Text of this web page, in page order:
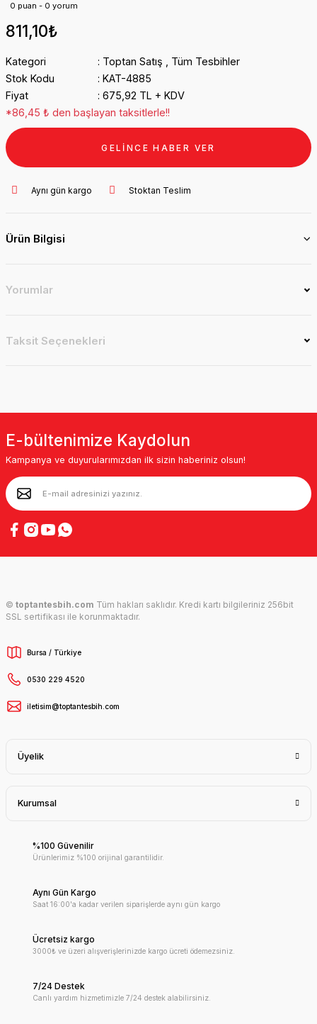
0 puan - 0 yorum
811,10₺
Kategori Toptan Satış
Tüm Tesbihler
Stok Kodu
KAT-4885
Fiyat
675,92 TL + KDV
*86,45 ₺ den başlayan taksitlerle!!
GELİNCE HABER VER
Aynı gün kargo Stoktan Teslim
Ürün Bilgisi
Yorumlar
Taksit Seçenekleri
E-bültenimize Kaydolun
Kampanya ve duyurularımızdan ilk sizin haberiniz olsun!
© toptantesbih.com Tüm hakları saklıdır. Kredi kartı bilgileriniz 256bit
SSL sertifikası ile korunmaktadır.
Bursa / Türkiye
0530 229 4520
iletisim@toptantesbih.com
Üyelik
Kurumsal
%100 Güvenilir
Ürünlerimiz %100 orijinal garantilidir.
Aynı Gün Kargo
Saat 16:00'a kadar verilen siparişlerde aynı gün kargo
Ücretsiz kargo
3000₺ ve üzeri alışverişlerinizde kargo ücreti ödemezsiniz.
7/24 Destek
Canlı yardım hizmetimizle 7/24 destek alabilirsiniz.